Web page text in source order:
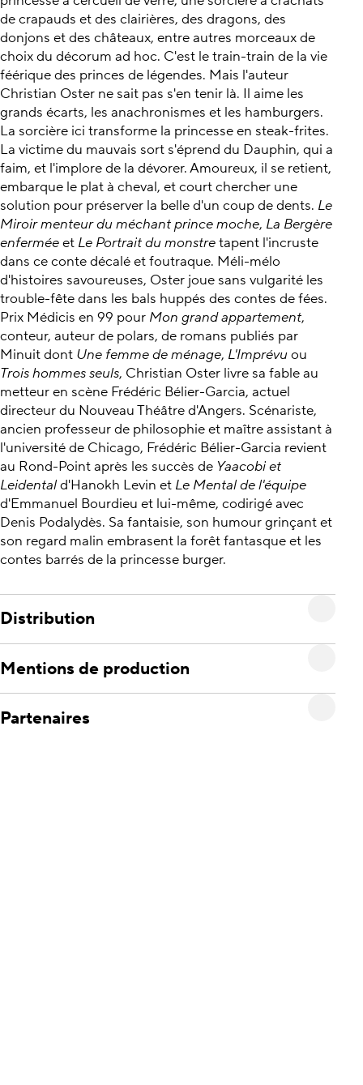
de crapauds et des clairières, des dragons, des
donjons et des châteaux, entre autres morceaux de
choix du décorum ad hoc. C'est le train-train de la vie
féérique des princes de légendes. Mais l'auteur
Christian Oster ne sait pas s'en tenir là. Il aime les
grands écarts, les anachronismes et les hamburgers.
La sorcière ici transforme la princesse en steak-frites.
La victime du mauvais sort s'éprend du Dauphin, qui a
faim, et l'implore de la dévorer. Amoureux, il se retient,
embarque le plat à cheval, et court chercher une
solution pour préserver la belle d'un coup de dents. Le
Miroir menteur du méchant prince moche, La Bergère
enferméeet Le Portrait du monstretapent l'incruste
dans ce conte décalé et foutraque. Méli-mélo
d'histoires savoureuses, Oster joue sans vulgarité les
trouble-fête dans les bals huppés des contes de fées.
Prix Médicis en 99 pour Mon grand appartement,
conteur, auteur de polars, de romans publiés par
Minuit dont Une femme de ménage, L'Imprévuou
Trois hommes seuls, Christian Oster livre sa fable au
metteur en scène Frédéric Bélier-Garcia, actuel
directeur du Nouveau Théâtre d'Angers. Scénariste,
ancien professeur de philosophie et maître assistant à
l'université de Chicago, Frédéric Bélier-Garcia revient
au Rond-Point après les succès de Yaacobi et
Leidentald'Hanokh Levin et Le Mental de l'équipe
d'Emmanuel Bourdieu et lui-même, codirigé avec
Denis Podalydès. Sa fantaisie, son humour grinçant et
son regard malin embrasent la forêt fantasque et les
contes barrés de la princesse burger.
Distribution
Mentions de production
Partenaires